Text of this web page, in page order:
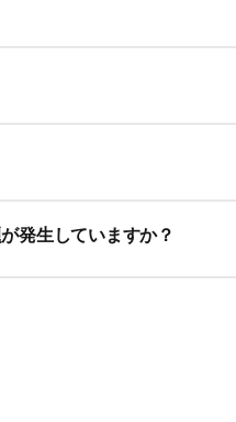
されていることを確認して
については、取扱説明書を
間待ってから接続し直して
発生していますか？